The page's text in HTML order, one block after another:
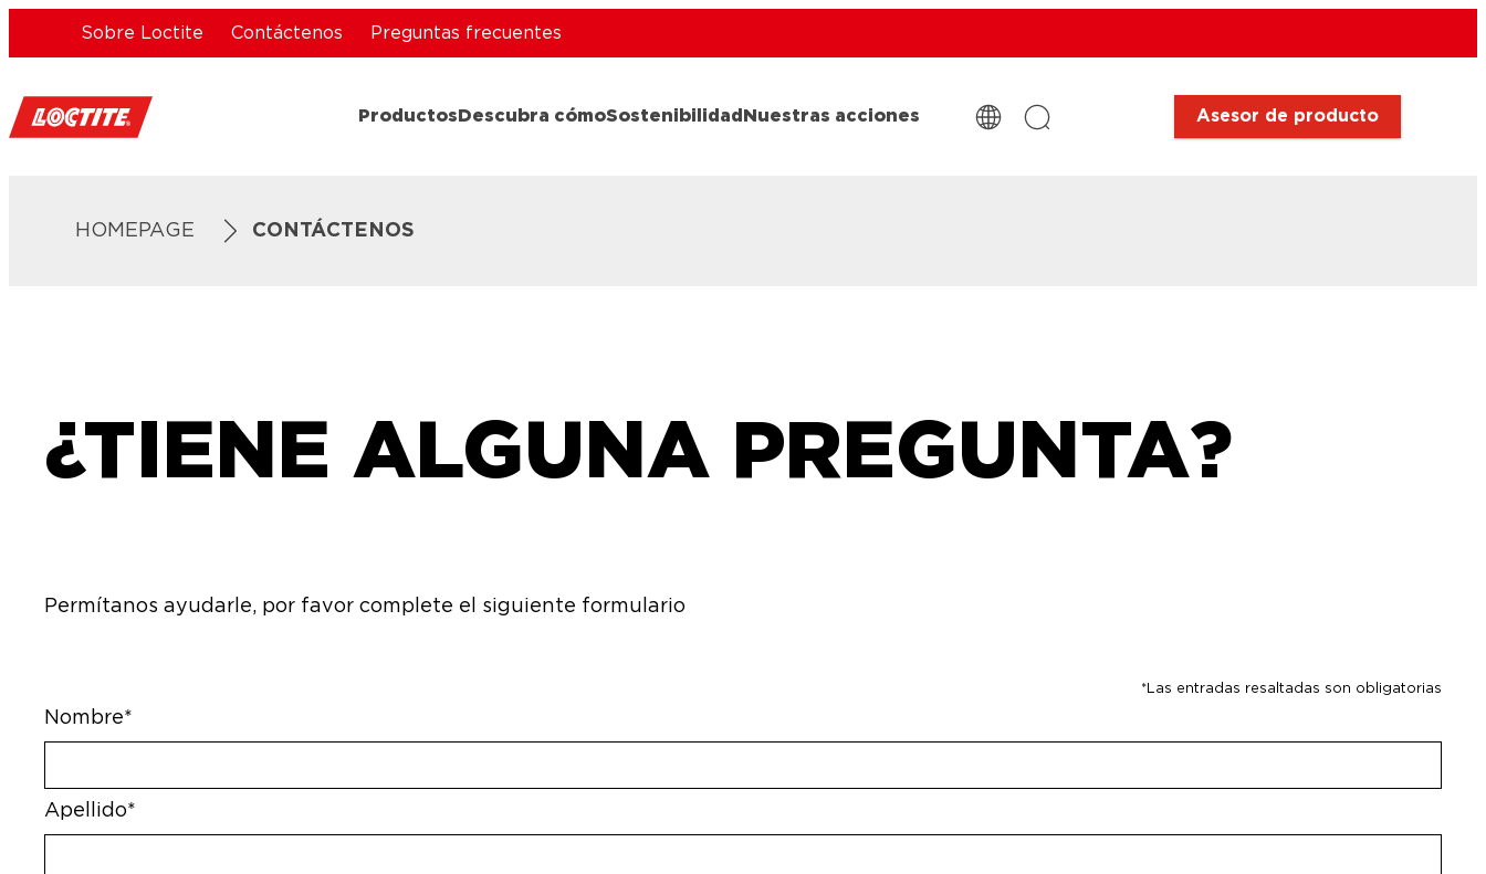
Sobre Loctite Contáctenos Preguntas frecuentes
Productos Descubra cómoSostenibilidad Nuestras acciones Asesor de producto
HOMEPAGE CONTÁCTENOS
¿TIENE ALGUNA PREGUNTA?
Permítanos ayudarle, por favor complete el siguiente formulario
*Las entradas resaltadas son obligatorias
Nombre*
Apellido*